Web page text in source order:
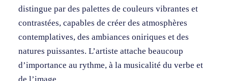
distingue par des palettes de couleurs vibrantes et
contrastées, capables de créer des atmosphères
contemplatives, des ambiances oniriques et des
natures puissantes. L’artiste attache beaucoup
d’importance au rythme, à la musicalité du verbe et